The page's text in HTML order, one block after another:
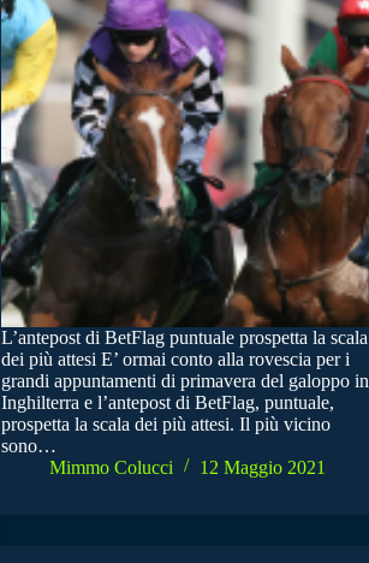
L’antepost di BetFlag puntuale prospetta la scala
dei più attesi E’ ormai conto alla rovescia per i
grandi appuntamenti di primavera del galoppo in
Inghilterra e l’antepost di BetFlag, puntuale,
prospetta la scala dei più attesi. Il più vicino
sono…
Mimmo Colucci
12 Maggio 2021